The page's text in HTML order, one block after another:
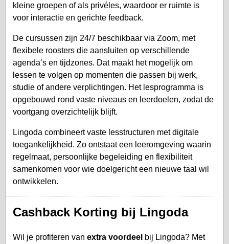
kleine groepen of als privéles, waardoor er ruimte is
voor interactie en gerichte feedback.
De cursussen zijn 24/7 beschikbaar via Zoom, met
flexibele roosters die aansluiten op verschillende
agenda’s en tijdzones. Dat maakt het mogelijk om
lessen te volgen op momenten die passen bij werk,
studie of andere verplichtingen. Het lesprogramma is
opgebouwd rond vaste niveaus en leerdoelen, zodat de
voortgang overzichtelijk blijft.
Lingoda combineert vaste lesstructuren met digitale
toegankelijkheid. Zo ontstaat een leeromgeving waarin
regelmaat, persoonlijke begeleiding en flexibiliteit
samenkomen voor wie doelgericht een nieuwe taal wil
ontwikkelen.
Cashback Korting bij Lingoda
Wil je profiteren van extra voordeel bij Lingoda? Met